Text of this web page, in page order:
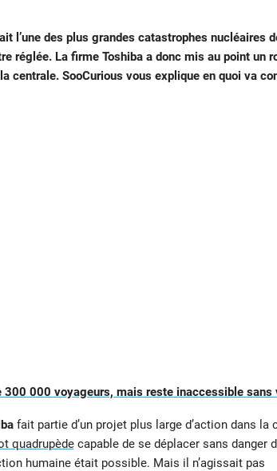
l’une des plus grandes catastrophes nucléaires
réglée. La firme Toshiba a donc mis au point un
centrale. SooCurious vous explique en quoi va
300 000 voyageurs, mais reste inaccessible sans
fait partie d’un projet plus large d’action dans la
quadrupèdecapable de se déplacer sans danger
humaine était possible. Mais il n’agissait pas